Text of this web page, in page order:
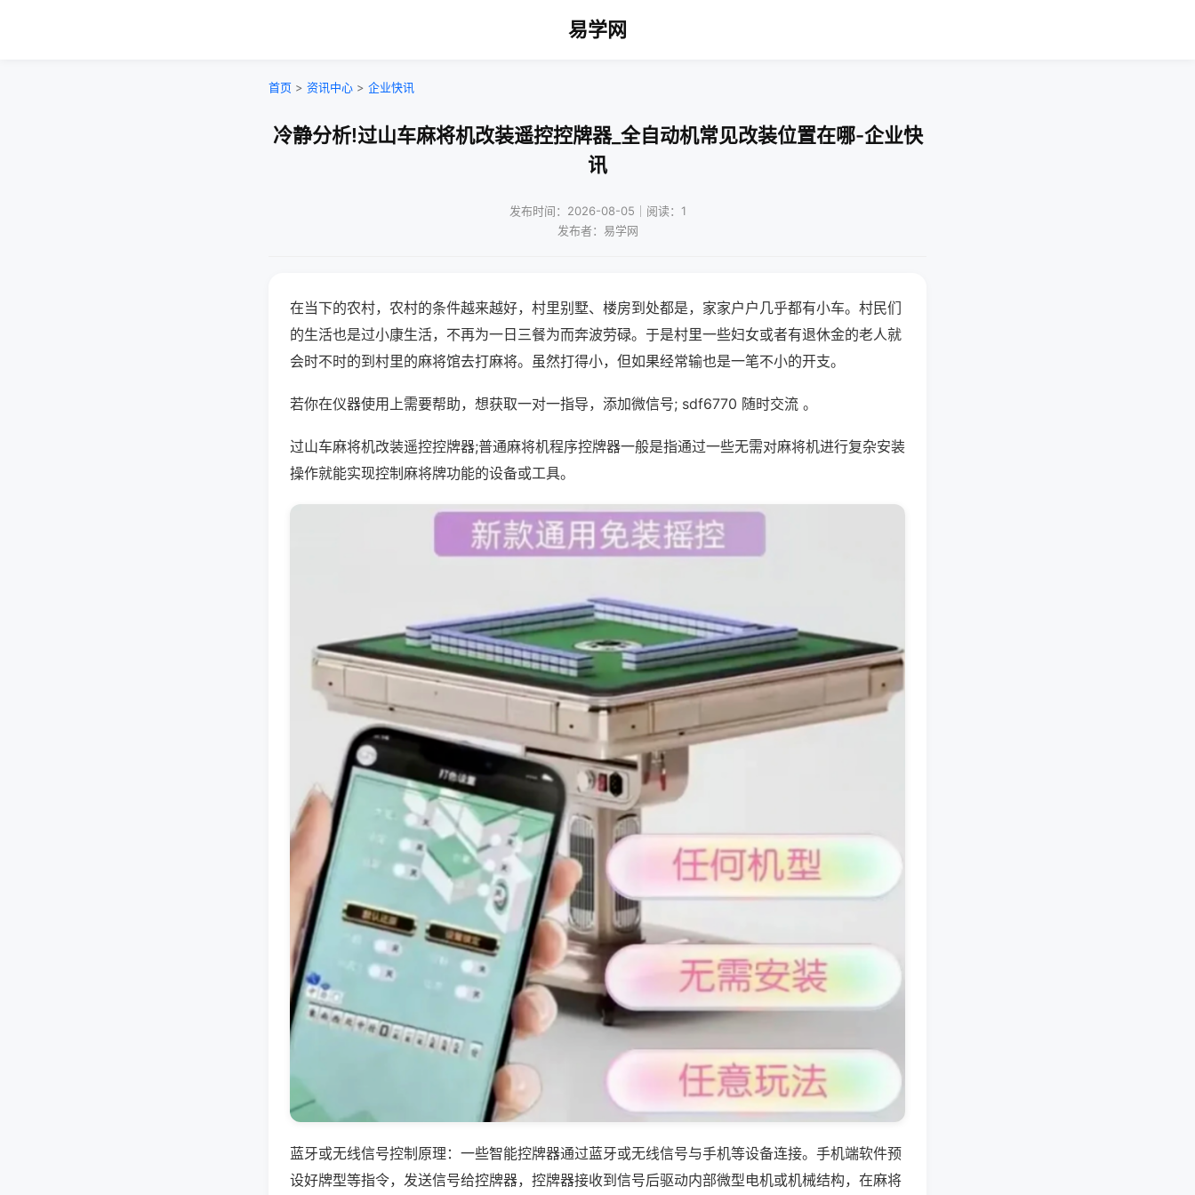
易学网
首页 > 资讯中心 > 企业快讯
冷静分析!过山车麻将机改装遥控控牌器_全自动机常见改装位置在哪-企业快
讯
发布时间：2026-08-05｜阅读：1
发布者：易学网
在当下的农村，农村的条件越来越好，村里别墅、楼房到处都是，家家户户几乎都有小车。村民们
的生活也是过小康生活，不再为一日三餐为而奔波劳碌。于是村里一些妇女或者有退休金的老人就
会时不时的到村里的麻将馆去打麻将。虽然打得小，但如果经常输也是一笔不小的开支。
若你在仪器使用上需要帮助，想获取一对一指导，添加微信号; sdf6770 随时交流 。
过山车麻将机改装遥控控牌器;普通麻将机程序控牌器一般是指通过一些无需对麻将机进行复杂安装
操作就能实现控制麻将牌功能的设备或工具。
蓝牙或无线信号控制原理：一些智能控牌器通过蓝牙或无线信号与手机等设备连接。手机端软件预
设好牌型等指令，发送信号给控牌器，控牌器接收到信号后驱动内部微型电机或机械结构，在麻将